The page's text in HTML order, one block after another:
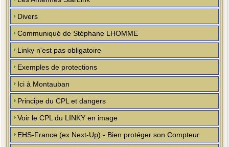
Divers
Communiqué de Stéphane LHOMME
Linky n'est pas obligatoire
Exemples de protections
Ici à Montauban
Principe du CPL et dangers
Voir le CPL du LINKY en image
EHS-France (ex Next-Up) - Bien protéger son Compteur